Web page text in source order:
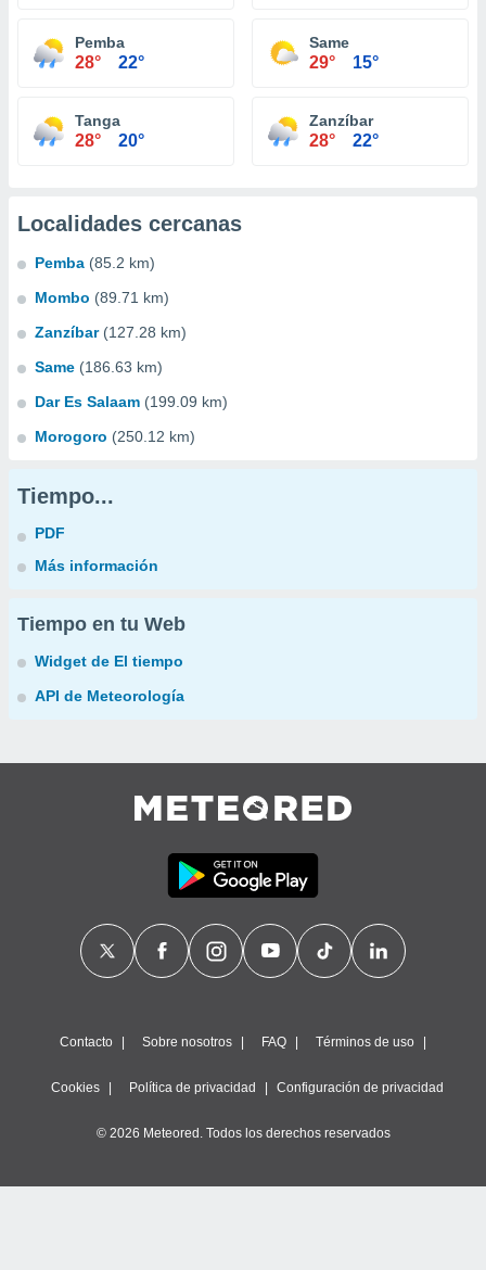
Pemba
28° 22°
Same
29° 15°
Tanga
28° 20°
Zanzíbar
28° 22°
Localidades cercanas
Pemba (85.2 km)
Mombo (89.71 km)
Zanzíbar (127.28 km)
Same (186.63 km)
Dar Es Salaam (199.09 km)
Morogoro (250.12 km)
Tiempo...
PDF
Más información
Tiempo en tu Web
Widget de El tiempo
API de Meteorología
Contacto Sobre nosotros FAQ Términos de uso
Cookies Política de privacidad Configuración de privacidad
© 2026 Meteored. Todos los derechos reservados